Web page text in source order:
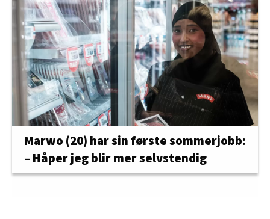
Marwo (20) har sin første sommerjobb:
– Håper jeg blir mer selvstendig